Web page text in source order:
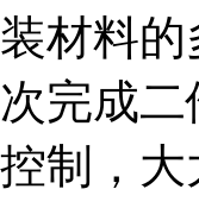
材料
完成
制，